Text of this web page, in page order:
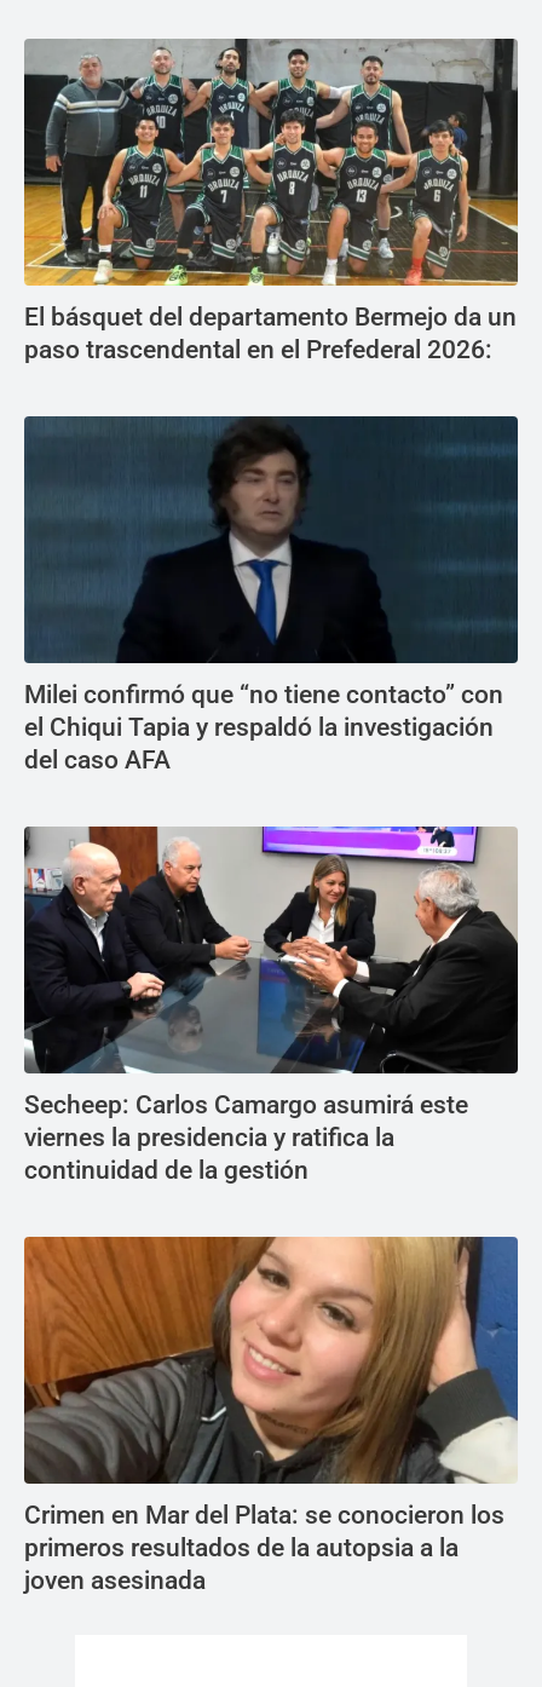
El básquet del departamento Bermejo da un
paso trascendental en el Prefederal 2026:
Milei confirmó que “no tiene contacto” con
el Chiqui Tapia y respaldó la investigación
del caso AFA
Secheep: Carlos Camargo asumirá este
viernes la presidencia y ratifica la
continuidad de la gestión
Crimen en Mar del Plata: se conocieron los
primeros resultados de la autopsia a la
joven asesinada